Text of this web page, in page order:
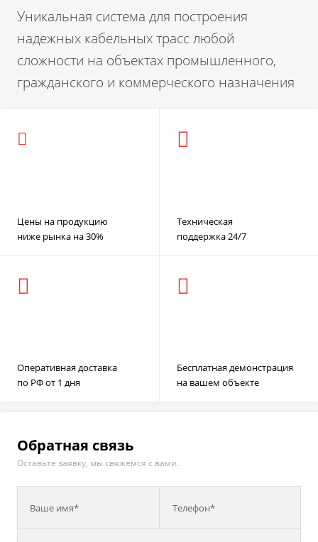
Уникальная система для построения
надежных кабельных трасс любой
сложности на объектах промышленного,
гражданского и коммерческого назначения
Цены на продукцию
ниже рынка на 30%
Техническая
поддержка 24/7
Оперативная доставка
по РФ от 1 дня
Бесплатная демонстрация
на вашем объекте
Обратная связь
Оставьте заявку, мы свяжемся с вами.
Ваше имя* Телефон*